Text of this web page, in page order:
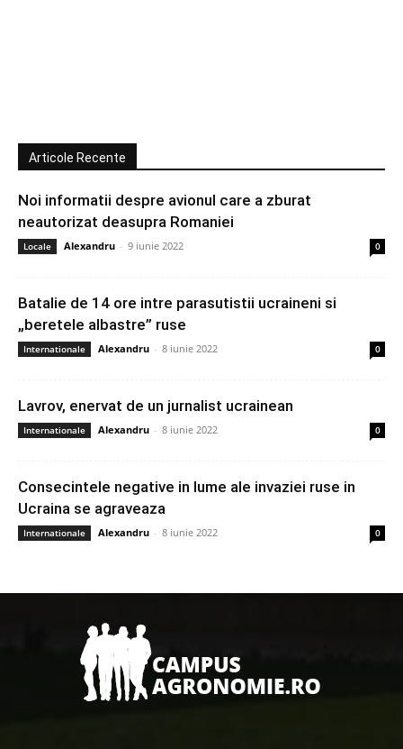
Articole Recente
Noi informatii despre avionul care a zburat
neautorizat deasupra Romaniei
Locale Alexandru - 9 iunie 2022 0
Batalie de 14 ore intre parasutistii ucraineni si
„beretele albastre” ruse
Internationale Alexandru - 8 iunie 2022 0
Lavrov, enervat de un jurnalist ucrainean
Internationale Alexandru - 8 iunie 2022 0
Consecintele negative in lume ale invaziei ruse in
Ucraina se agraveaza
Internationale Alexandru - 8 iunie 2022 0